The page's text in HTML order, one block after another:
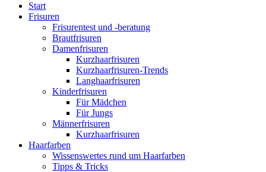
Start
Frisuren
Frisurentest und -beratung
Brautfrisuren
Damenfrisuren
Kurzhaarfrisuren
Kurzhaarfrisuren-Trends
Langhaarfrisuren
Kinderfrisuren
Für Mädchen
Für Jungs
Männerfrisuren
Kurzhaarfrisuren
Haarfarben
Wissenswertes rund um Haarfarben
Tipps & Tricks